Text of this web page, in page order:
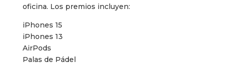
oficina. Los premios incluyen:
iPhones 15
iPhones 13
AirPods
Palas de Pádel